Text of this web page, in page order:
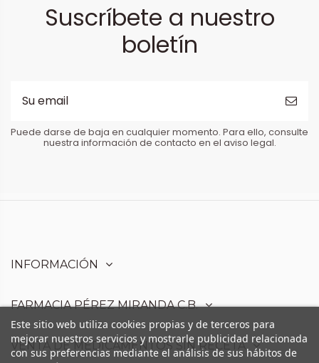
Suscríbete a nuestro
boletín
Puede darse de baja en cualquier momento. Para ello, consulte
nuestra información de contacto en el aviso legal.
INFORMACIÓN
FARMACIA PÉREZ MIRANDA C.B.
VENTA DE MEDICAMENTOS SIN RECETA
Este sitio web utiliza cookies propias y de terceros para
mejorar nuestros servicios y mostrarle publicidad relacionada
con sus preferencias mediante el análisis de sus hábitos de